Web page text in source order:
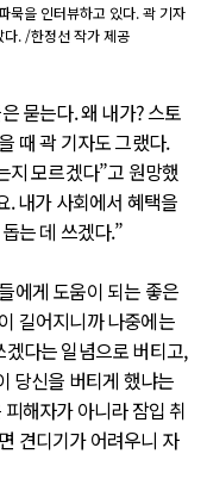
묵을 인터뷰하고 있다. 곽 기자
. /한정선 작가 제공
묻는다. 왜 내가? 스토
때 곽 기자도 그랬다.
지 모르겠다”고 원망했
. 내가 사회에서 혜택을
는 데 쓰겠다.”
에게 도움이 되는 좋은
길어지니까 나중에는
다는 일념으로 버티고,
당신을 버티게 했냐는
해자가 아니라 잠입 취
견디기가 어려우니 자